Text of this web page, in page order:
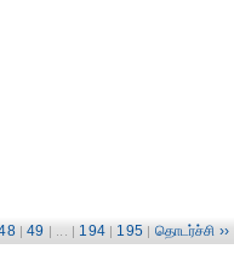
| 49 | ... | 194 | 195 | தொடர்ச்சி ››